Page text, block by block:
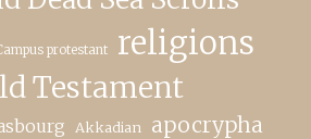
protestant religions
Testament
Akkadian apocrypha